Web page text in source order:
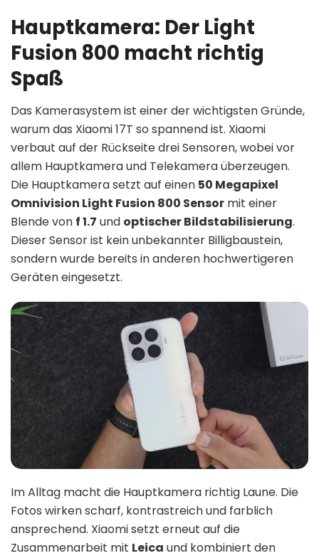
Hauptkamera: Der Light
Fusion 800 macht richtig
Spaß
Das Kamerasystem ist einer der wichtigsten Gründe,
warum das Xiaomi 17T so spannend ist. Xiaomi
verbaut auf der Rückseite drei Sensoren, wobei vor
allem Hauptkamera und Telekamera überzeugen.
Die Hauptkamera setzt auf einen 50 Megapixel
Omnivision Light Fusion 800 Sensor mit einer
Blende von f 1.7 und optischer Bildstabilisierung.
Dieser Sensor ist kein unbekannter Billigbaustein,
sondern wurde bereits in anderen hochwertigeren
Geräten eingesetzt.
Im Alltag macht die Hauptkamera richtig Laune. Die
Fotos wirken scharf, kontrastreich und farblich
ansprechend. Xiaomi setzt erneut auf die
Zusammenarbeit mit Leica und kombiniert den